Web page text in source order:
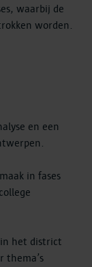
waarbij de
worden.
en een
in fases
in het district
thema’s